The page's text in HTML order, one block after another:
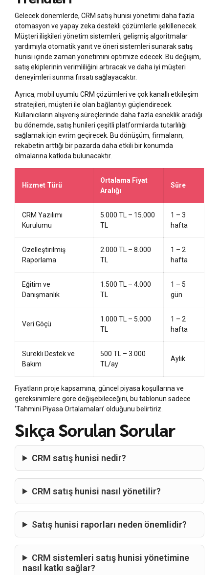
Gelecek dönemlerde, CRM satış hunisi yönetimi daha fazla
otomasyon ve yapay zeka destekli çözümlerle şekillenecek.
Müşteri ilişkileri yönetim sistemleri, gelişmiş algoritmalar
yardımıyla otomatik yanıt ve öneri sistemleri sunarak satış
hunisi içinde zaman yönetimini optimize edecek. Bu değişim,
satış ekiplerinin verimliliğini artıracak ve daha iyi müşteri
deneyimleri sunma fırsatı sağlayacaktır.
Ayrıca, mobil uyumlu CRM çözümleri ve çok kanallı etkileşim
stratejileri, müşteri ile olan bağlantıyı güçlendirecek.
Kullanıcıların alışveriş süreçlerinde daha fazla esneklik aradığı
bu dönemde, satış hunileri çeşitli platformlarda tutarlılığı
sağlamak için evrim geçirecek. Bu dönüşüm, firmaların,
rekabetin arttığı bir pazarda daha etkili bir konumda
olmalarına katkıda bulunacaktır.
Hizmet Türü
Ortalama Fiyat
Aralığı
Süre
CRM Yazılımı
Kurulumu
5.000 TL – 15.000
TL
1 – 3
hafta
Özelleştirilmiş
Raporlama
2.000 TL – 8.000
TL
1 – 2
hafta
Eğitim ve
Danışmanlık
1.500 TL – 4.000
TL
1 – 5
gün
Veri Göçü
1.000 TL – 5.000
TL
1 – 2
hafta
Sürekli Destek ve
Bakım
500 TL – 3.000
TL/ay
Aylık
Fiyatların proje kapsamına, güncel piyasa koşullarına ve
gereksinimlere göre değişebileceğini, bu tablonun sadece
‘Tahmini Piyasa Ortalamaları’ olduğunu belirtiriz.
Sıkça Sorulan Sorular
CRM satış hunisi nedir?
CRM satış hunisi nasıl yönetilir?
Satış hunisi raporları neden önemlidir?
CRM sistemleri satış hunisi yönetimine
nasıl katkı sağlar?